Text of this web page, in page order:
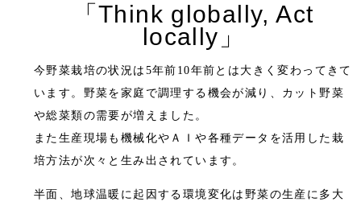
「Think globally, Act
locally」
今野菜栽培の状況は5年前10年前とは大きく変わってきて
います。野菜を家庭で調理する機会が減り、カット野菜
や総菜類の需要が増えました。
また生産現場も機械化やＡＩや各種データを活用した栽
培方法が次々と生み出されています。
半面、地球温暖に起因する環境変化は野菜の生産に多大